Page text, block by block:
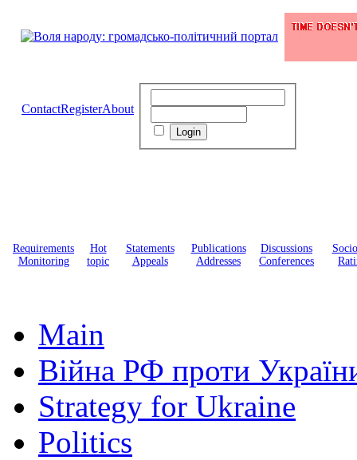
ContactRegisterAbout
Requirements
Monitoring
Hot
topic
Statements
Appeals
Publications
Addresses
Discussions
Conferences
Main
Війна РФ проти
Strategy for Ukraine
Politics